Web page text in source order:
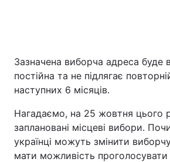
Зазначена виборча адреса буде
постійна та не підлягає
наступних 6 місяців.
Нагадаємо, на 25 жовтня цього
заплановані місцеві вибори.
українці можуть змінити
мати можливість